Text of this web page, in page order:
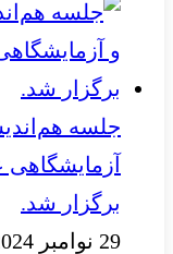
جلسه
برگزار شد.
29 نوامبر 2024